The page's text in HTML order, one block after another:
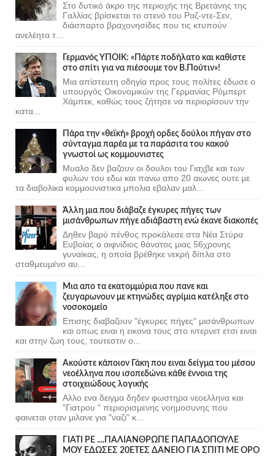
Στο δυτικό άκρο της περιοχής της Βρετάνης της
Γαλλίας βρίσκεται το στενό του Ραζ-ντε-Σεν,
διάσπαρτο βραχονησίδες που τις κτυπούν
ανελέητα τ...
Γερμανός ΥΠΟΙΚ: «Πάρτε ποδήλατο και καθίστε
στο σπίτι για να πιέσουμε τον Β.Πούτιν»!
Μια απίστευτη οδηγία προς τους πολίτες έδωσε ο
υπουργός Οικονομικών της Γερμανίας Ρόμπερτ
Χάμπεκ, καθώς τους ζήτησε να περιορίσουν την
κατα...
Πάρα την «θεϊκή» βροχή ορδες δούλοι πήγαν στο
σύνταγμα παρέα με τα παράσιτα του κακού
γνωστοί ως κομμουνιστες
Μυαλο δεν βαζουν οι δουλοι του Γιαχβε και των
φυλων του εδω και πανω απο 20 αιωνες ουτε με
τα διαβολικα κομμουνιστικα μπολια εβαλαν μαλ...
Άλλη μια που διάβαζε έγκυρες πήγες των
μισάνθρωπων πήγε αδιάβαστη ενώ έκανε διακοπές
Δηθεν βαρύ πένθος προκάλεσε στα Νέα Στύρα
Ευβοίας ο αιφνίδιος θάνατος μιας 56χρονης
γυναίκας, η οποία βρέθηκε νεκρή δίπλα στο
σταθμευμένο αυ...
Μια απο τα εκατομμύρια που πανε και
ζευγαρωνουν με κτηνώδες αγρίμια κατέληξε στο
νοσοκομείο
Επισης διαβαζουν "έγκυρες πήγες" μισάνθρωπων
και οπως ειναι η εικονα τους στο ιντερνετ ετσι ειναι
και στην ζωη τους, τουτεστιν ο...
Ακούστε κάποιον Γάκη που ειναι δείγμα του μέσου
νεοέλληνα που ισοπεδώνει κάθε έννοια της
στοιχειώδους λογικής
Αλλο ενα δειγμα δηδεν φωστηρα νεοελληνα και
"Γιατρου " περιορισμενης νοημοσυνης που
φαινεται οταν μιλανε για "ναζι" κ...
ΓΙΑΤΙ ΡΕ ....ΠΑΛΙΑΝΘΡΩΠΕ ΠΑΠΑΔΟΠΟΥΛΕ
ΜΟΥ ΕΔΩΣΕΣ 20ΕΤΕΣ ΔΑΝΕΙΟ ΓΙΑ ΣΠΙΤΙ ΜΕ ΟΡΟ